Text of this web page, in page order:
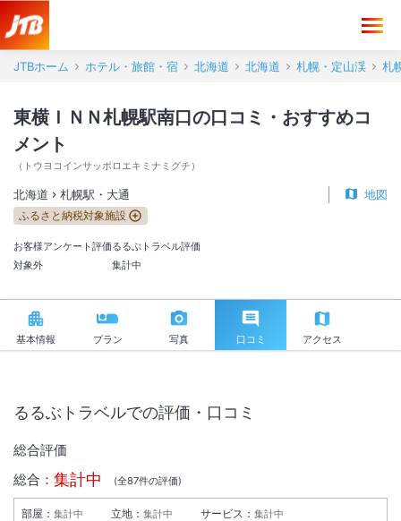
JTBホーム ホテル・旅館・宿 北海道 北海道 札幌・定山渓 札
東横ＩＮＮ札幌駅南口の口コミ・おすすめコ
メント
（ トウヨコインサッポロエキミナミグチ ）
北海道 札幌駅・大通 地図
ふるさと納税対象施設
お客様アンケート評価
対象外
るるぶトラベル評価
集計中
基本情報 プラン 写真 口コミ アクセス
るるぶトラベルでの評価・口コミ
総合評価
総合： 集計中 (全87件の評価)
部屋： 集計中 立地： 集計中 サービス： 集計中